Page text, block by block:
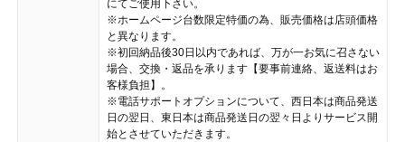
にてご使用下さい。
※ホームページ台数限定特価の為、販売価格は店頭価格
と異なります。
※初回納品後30日以内であれば、万が一お気に召さない
場合、交換・返品を承ります【要事前連絡、返送料はお
客様負担】。
※電話サポートオプションについて、西日本は商品発送
日の翌日、東日本は商品発送日の翌々日よりサービス開
始とさせていただきます。